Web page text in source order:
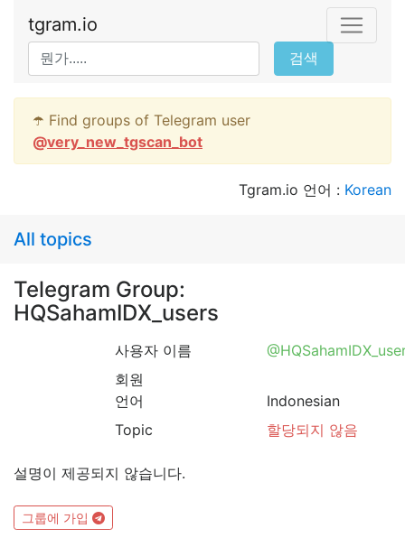
tgram.io
검색
☂️ Find groups of Telegram user
@very_new_tgscan_bot
Tgram.io 언어 : Korean
All topics
Telegram Group:
HQSahamIDX_users
사용자 이름
회원
언어
Indonesian
Topic
할당되지 않음
설명이 제공되지 않습니다.
그룹에 가입